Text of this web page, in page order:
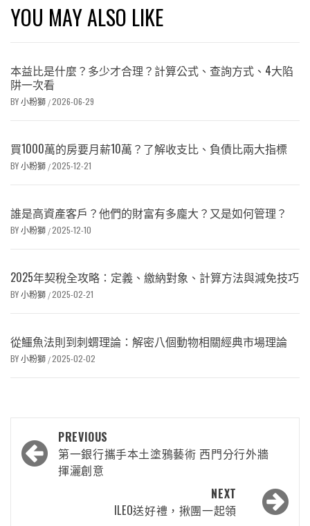
YOU MAY ALSO LIKE
本益比是什麼？多少才合理？計算公式、查詢方式、4大陷
阱一次看
BY小粉獅 /2026-06-29
買1000萬的房要月薪10萬？了解收支比、負債比兩大指標
BY小粉獅 /2025-12-21
誰是高資產客戶？他們的財富有多龐大？又是如何管理？
BY小粉獅 /2025-12-10
2025年契稅全攻略：定義、繳納對象、計算方法與減免技巧
BY小粉獅 /2025-02-21
從鱷魚法則到刺蝟理論：解密八個動物相關經典市場理論
BY小粉獅 /2025-02-02
PREVIOUS
第一銀行攜手本土塗鴉藝術 西門分行外牆
揮灑創意
NEXT
ILEO送好禮，揪團一起領